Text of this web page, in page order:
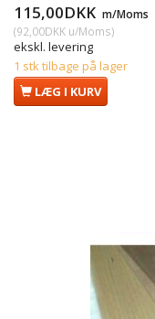
115,00DKK m/Moms
(92,00DKK u/Moms)
ekskl. levering
1 stk tilbage på lager
LÆG I KURV